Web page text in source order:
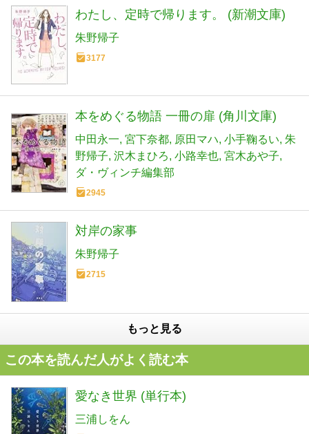
わたし、定時で帰ります。 (新潮文庫)
朱野帰子
3177
本をめぐる物語 一冊の扉 (角川文庫)
中田永一 宮下奈都 原田マハ 小手鞠るい 朱
野帰子 沢木まひろ 小路幸也 宮木あや子
ダ・ヴィンチ編集部
2945
対岸の家事
朱野帰子
2715
もっと見る
この本を読んだ人がよく読む本
愛なき世界 (単行本)
三浦しをん